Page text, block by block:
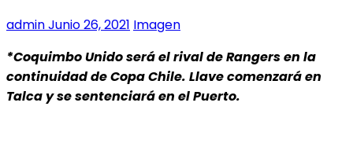
adminJunio 26, 2021 Imagen
*Coquimbo Unido será el rival de Rangers en la
continuidad de Copa Chile. Llave comenzará en
Talca y se sentenciará en el Puerto.